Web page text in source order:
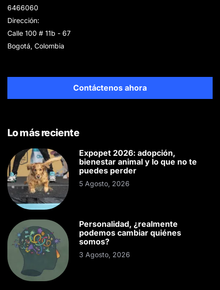
6466060
Dirección:
Calle 100 # 11b - 67
Bogotá, Colombia
Contáctenos ahora
Lo más reciente
Expopet 2026: adopción,
bienestar animal y lo que no te
puedes perder
5 Agosto, 2026
Personalidad, ¿realmente
podemos cambiar quiénes
somos?
3 Agosto, 2026